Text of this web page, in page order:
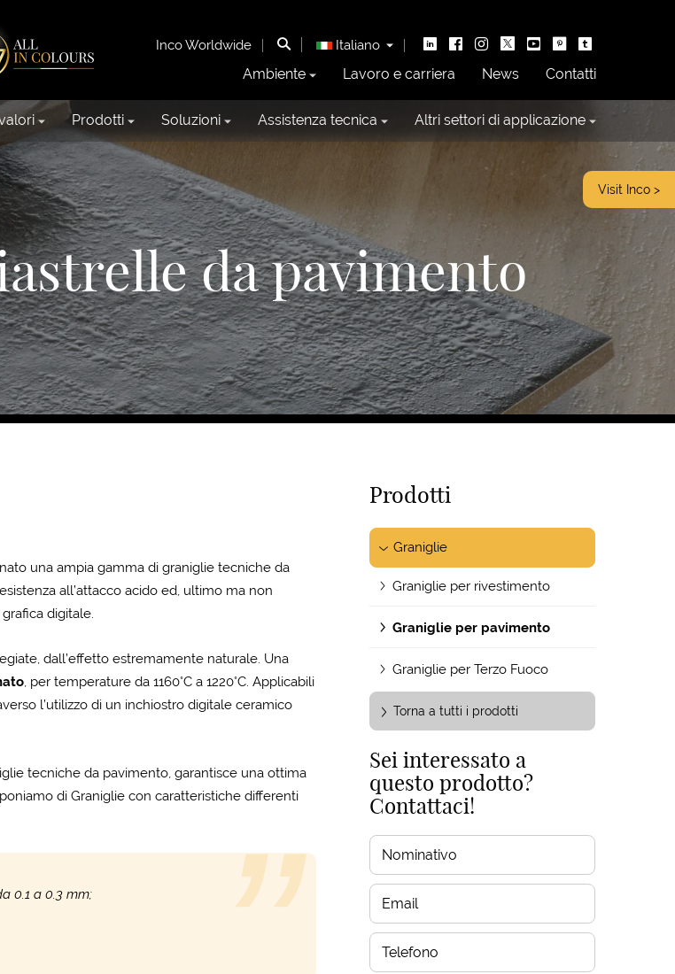
Inco Worldwide Italiano
Ambiente Lavoro e carriera News Contatti
Prodotti Soluzioni Assistenza tecnica Altri settori di applicazione
Visit Inco >
da pavimento
una ampia gamma di graniglie tecniche da
all’attacco acido ed, ultimo ma non
digitale.
dall’effetto estremamente naturale. Una
, per temperature da 1160°C a 1220°C. Applicabili
l’utilizzo di un inchiostro digitale ceramico
tecniche da pavimento, garantisce una ottima
di Graniglie con caratteristiche differenti
0.1 a 0.3 mm;
Prodotti
Graniglie
Graniglie per rivestimento
Graniglie per pavimento
Graniglie per Terzo Fuoco
Torna a tutti i prodotti
Sei interessato a
questo prodotto?
Contattaci!